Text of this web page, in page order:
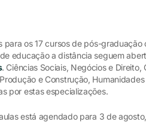
para os 17 cursos de pós-
educação a distância seguem
. Ciências Sociais, Negócios e
e Construção,
por estas especializações.
está agendado para 3 de